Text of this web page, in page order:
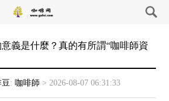
義是什麼？真的有所謂“咖啡師資
豆:咖啡師 >2026-08-07 06:31:33